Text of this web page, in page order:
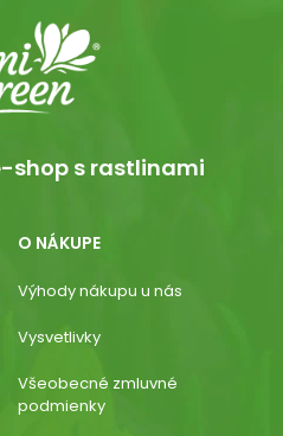
shop s rastlinami
O NÁKUPE
Výhody nákupu u nás
Vysvetlivky
Všeobecné zmluvné
podmienky